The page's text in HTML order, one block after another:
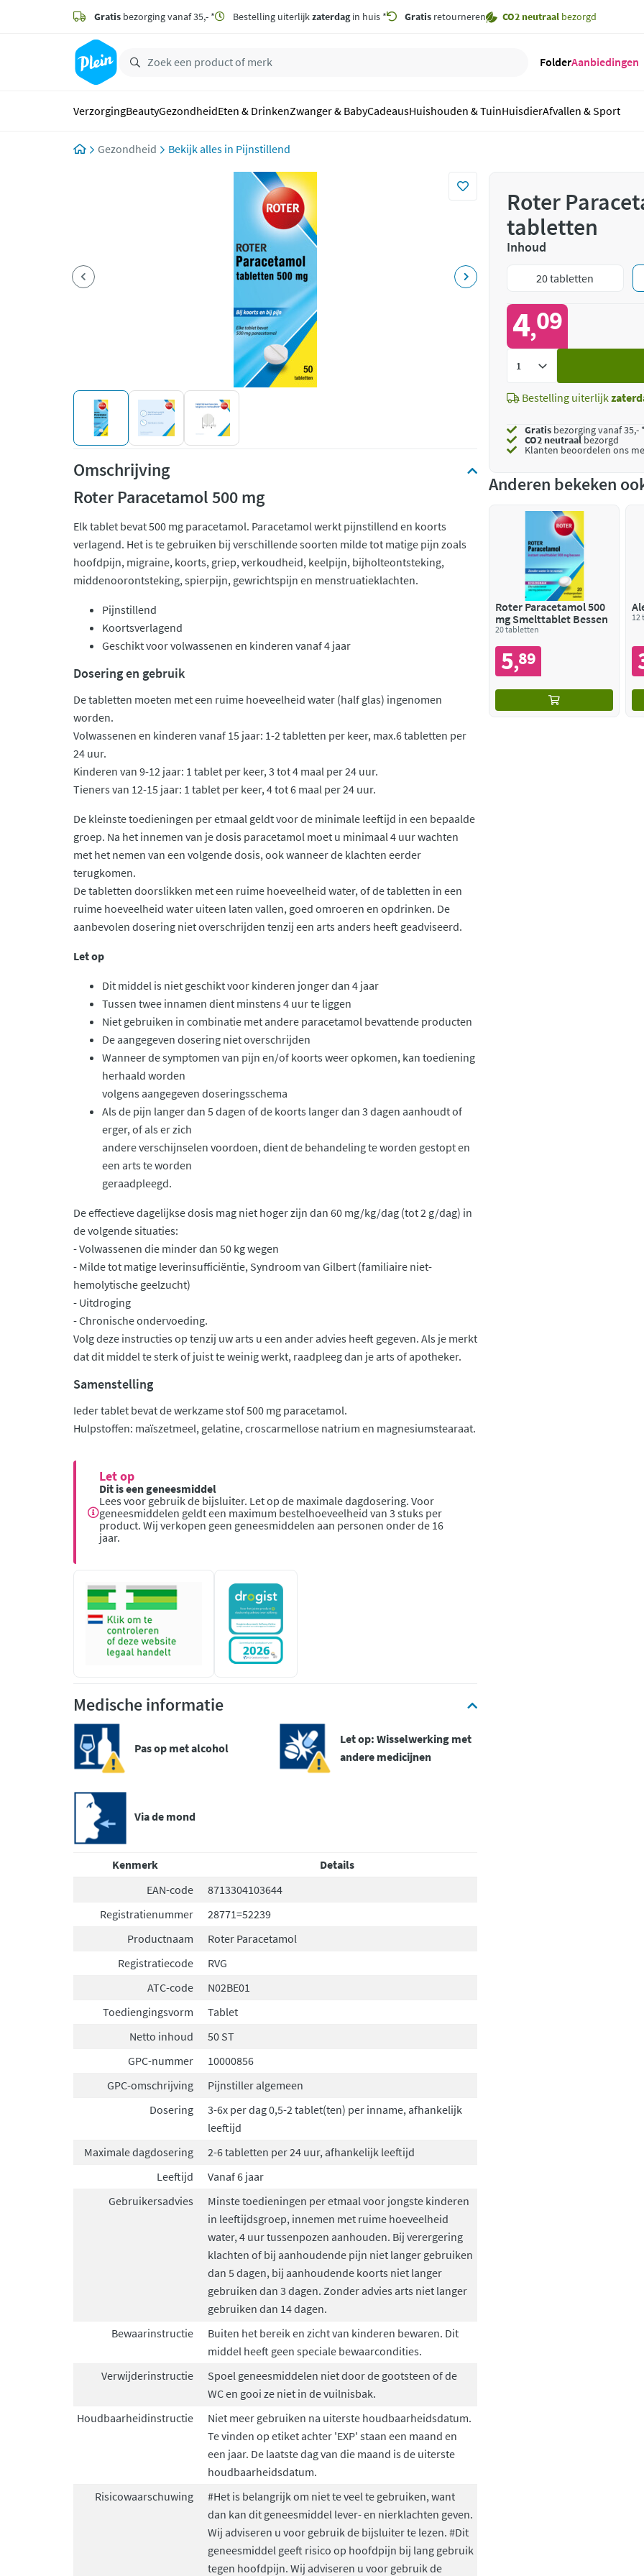
zoeken
hoofdinhoud
Gratis bezorging vanaf 35,- * Bestelling uiterlijkzaterdagin huis * Gratis retourneren CO2 neutraal bezorgd
FolderAanbiedingen
VerzorgingBeautyGezondheidEten & DrinkenZwanger & BabyCadeausHuishouden & TuinHuisdierAfvallen & Sport
Gezondheid Pijnstillend
Omschrijving
Roter Paracetamol 500 mg
Elk tablet bevat 500 mg paracetamol. Paracetamol werkt pijnstillend en koorts
verlagend. Het is te gebruiken bij verschillende soorten milde tot matige pijn zoals
hoofdpijn, migraine, koorts, griep, verkoudheid, keelpijn, bijholteontsteking,
middenoorontsteking, spierpijn, gewrichtspijn en menstruatieklachten.
Pijnstillend
Koortsverlagend
Geschikt voor volwassenen en kinderen vanaf 4 jaar
Dosering en gebruik
De tabletten moeten met een ruime hoeveelheid water (half glas) ingenomen
worden.
Volwassenen en kinderen vanaf 15 jaar: 1-2 tabletten per keer, max.6 tabletten per
24 uur.
Kinderen van 9-12 jaar: 1 tablet per keer, 3 tot 4 maal per 24 uur.
Tieners van 12-15 jaar: 1 tablet per keer, 4 tot 6 maal per 24 uur.
De kleinste toedieningen per etmaal geldt voor de minimale leeftijd in een bepaalde
groep. Na het innemen van je dosis paracetamol moet u minimaal 4 uur wachten
met het nemen van een volgende dosis, ook wanneer de klachten eerder
terugkomen.
De tabletten doorslikken met een ruime hoeveelheid water, of de tabletten in een
ruime hoeveelheid water uiteen laten vallen, goed omroeren en opdrinken. De
aanbevolen dosering niet overschrijden tenzij een arts anders heeft geadviseerd.
Let op
Dit middel is niet geschikt voor kinderen jonger dan 4 jaar
Tussen twee innamen dient minstens 4 uur te liggen
Niet gebruiken in combinatie met andere paracetamol bevattende producten
De aangegeven dosering niet overschrijden
Wanneer de symptomen van pijn en/of koorts weer opkomen, kan toediening
herhaald worden
volgens aangegeven doseringsschema
Als de pijn langer dan 5 dagen of de koorts langer dan 3 dagen aanhoudt of
erger, of als er zich
andere verschijnselen voordoen, dient de behandeling te worden gestopt en
een arts te worden
geraadpleegd.
De effectieve dagelijkse dosis mag niet hoger zijn dan 60 mg/kg/dag (tot 2 g/dag) in
de volgende situaties:
- Volwassenen die minder dan 50 kg wegen
- Milde tot matige leverinsufficiëntie, Syndroom van Gilbert (familiaire niet-
hemolytische geelzucht)
- Uitdroging
- Chronische ondervoeding.
Volg deze instructies op tenzij uw arts u een ander advies heeft gegeven. Als je merkt
dat dit middel te sterk of juist te weinig werkt, raadpleeg dan je arts of apotheker.
Samenstelling
Ieder tablet bevat de werkzame stof 500 mg paracetamol.
Hulpstoffen: maïszetmeel, gelatine, croscarmellose natrium en magnesiumstearaat.
Let op
Dit is een geneesmiddel
Lees voor gebruik de bijsluiter. Let op de maximale dagdosering. Voor
geneesmiddelen geldt een maximum bestelhoeveelheid van 3 stuks per
product. Wij verkopen geen geneesmiddelen aan personen onder de 16
jaar.
Medische informatie
Pas op met alcohol
Let op: Wisselwerking met
andere medicijnen
Via de mond
Kenmerk
Details
EAN-code
8713304103644
Registratienummer
28771=52239
Productnaam
Roter Paracetamol
Registratiecode
RVG
ATC-code
N02BE01
Toediengingsvorm
Tablet
Netto inhoud
50 ST
GPC-nummer
10000856
GPC-omschrijving
Pijnstiller algemeen
Dosering
3-6x per dag 0,5-2 tablet(ten) per inname, afhankelijk
leeftijd
Maximale dagdosering
2-6 tabletten per 24 uur, afhankelijk leeftijd
Leeftijd
Vanaf 6 jaar
Gebruikersadvies
Minste toedieningen per etmaal voor jongste kinderen
in leeftijdsgroep, innemen met ruime hoeveelheid
water, 4 uur tussenpozen aanhouden. Bij verergering
klachten of bij aanhoudende pijn niet langer gebruiken
dan 5 dagen, bij aanhoudende koorts niet langer
gebruiken dan 3 dagen. Zonder advies arts niet langer
gebruiken dan 14 dagen.
Bewaarinstructie
Buiten het bereik en zicht van kinderen bewaren. Dit
middel heeft geen speciale bewaarcondities.
Verwijderinstructie
Spoel geneesmiddelen niet door de gootsteen of de
WC en gooi ze niet in de vuilnisbak.
Houdbaarheidinstructie
Niet meer gebruiken na uiterste houdbaarheidsdatum.
Te vinden op etiket achter 'EXP' staan een maand en
een jaar. De laatste dag van die maand is de uiterste
houdbaarheidsdatum.
Risicowaarschuwing
#Het is belangrijk om niet te veel te gebruiken, want
dan kan dit geneesmiddel lever- en nierklachten geven.
Wij adviseren u voor gebruik de bijsluiter te lezen. #Dit
geneesmiddel geeft risico op hoofdpijn bij lang gebruik
tegen hoofdpijn. Wij adviseren u voor gebruik de
Roter
tabletten
Inhoud
20 tabletten
4,09
Bestelling uiterlijk
Gratis bezorging vanaf 35,- *
CO2 neutraalbezorgd
Klanten beoordelen ons
Anderen bekeken
Roter Paracetamol 500
mg Smelttablet Bessen
20 tabletten
5,89
12